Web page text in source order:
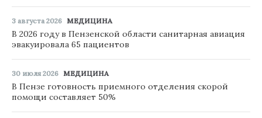
3 августа 2026 МЕДИЦИНА
В 2026 году в Пензенской области санитарная авиация
эвакуировала 65 пациентов
30 июля 2026 МЕДИЦИНА
В Пензе готовность приемного отделения скорой
помощи составляет 50%